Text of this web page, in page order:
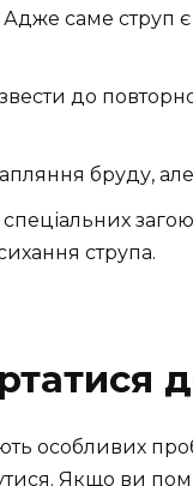
Адже саме
до
бруду,
струпа.
особливих
Якщо ви